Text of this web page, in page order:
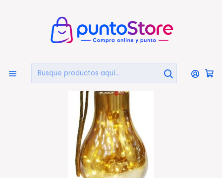
Inicio HOGAR Y DECORACIÓN Iluminación
Ampolleta Led Decorativa Colgante A Pila - Ps